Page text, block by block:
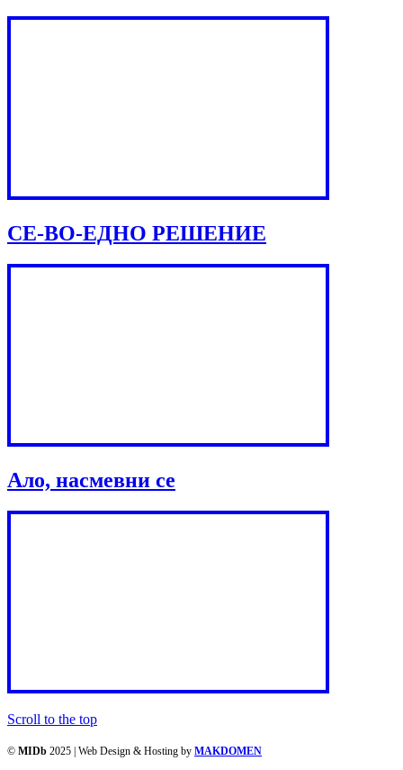
СЕ-ВО-ЕДНО РЕШЕНИЕ
Ало, насмевни се
Scroll to the top
© MIDb 2025 | Web Design & Hosting by MAKDOMEN